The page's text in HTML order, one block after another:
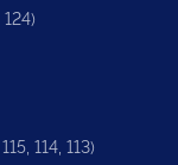
114, 113)